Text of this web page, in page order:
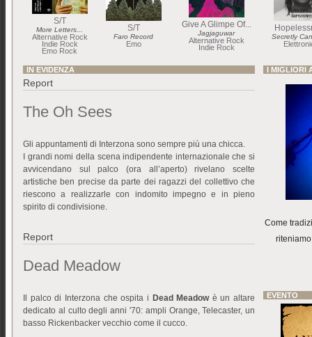
S/T
More Letters...
Alternative Rock
Indie Rock
Emo Rock
S/T
Faro Record
Emo
Give A Glimpe Of...
Jagjaguwar
Alternative Rock
Indie Rock
Secretly
IN EVIDENZA
Report
The Oh Sees
Gli appuntamenti di Interzona sono sempre più una chicca.
I grandi nomi della scena indipendente internazionale che si
avvicendano sul palco (ora all’aperto) rivelano scelte
artistiche ben precise da parte dei ragazzi del collettivo che
riescono a realizzarle con indomito impegno e in pieno
spirito di condivisione.
Report
Dead Meadow
Il palco di Interzona che ospita i Dead Meadowè un altare
dedicato al culto degli anni '70: ampli Orange, Telecaster, un
basso Rickenbacker vecchio come il cucco.
I MIGLIORI
Come
EVENTO